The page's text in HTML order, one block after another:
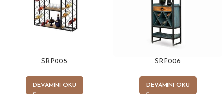
SRP005
DEVAMINI OKU
SRP006
DEVAMINI OKU